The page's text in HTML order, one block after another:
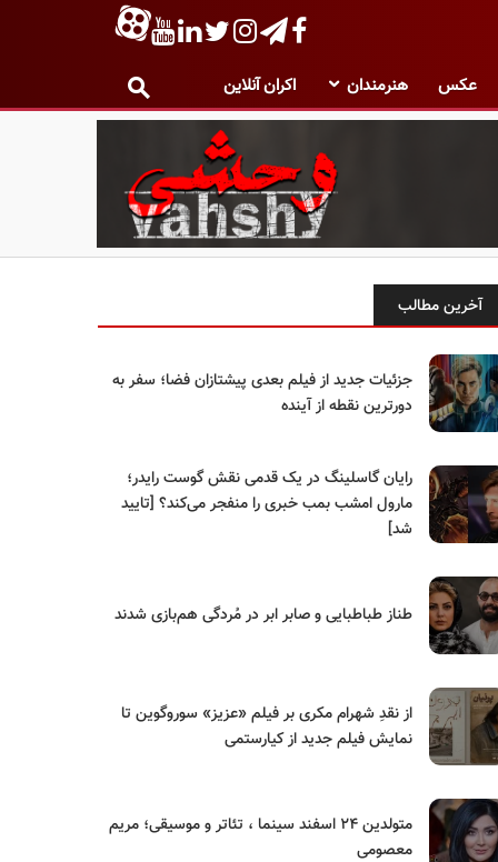
عکس هنرمندان اکران آنلاین
آخرین مطالب
جزئیات جدید از فیلم بعدی پیشتازان فضا؛ سفر به
دورترین نقطه از آینده
رایان گاسلینگ در یک قدمی نقش گوست رایدر؛
مارول امشب بمب خبری را منفجر می‌کند؟ [تایید
شد]
طناز طباطبایی و صابر ابر در مُردگی هم‌بازی شدند
از نقدِ شهرام مکری بر فیلم «عزیز» سوروگوین تا
نمایش فیلم جدید از کیارستمی
متولدین ۲۴ اسفند سینما ، تئاتر و موسیقی؛ مریم
معصومی